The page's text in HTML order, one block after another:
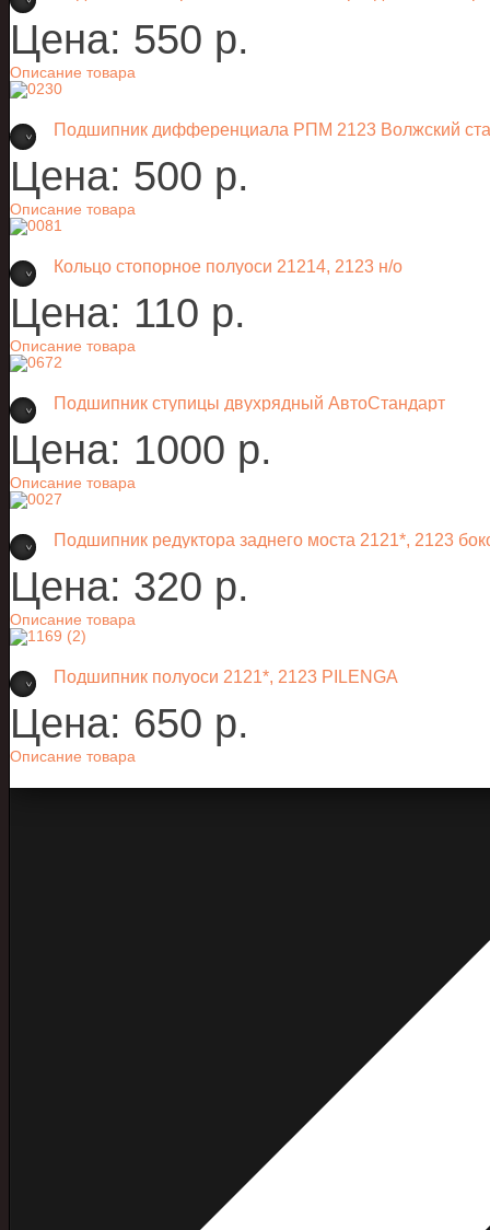
Цена: 550 p.
Описание товара
Подшипник дифференциала РПМ 2123 Волжский
Цена: 500 p.
Описание товара
Кольцо стопорное полуоси 21214, 2123 н/о
Цена: 110 p.
Описание товара
Подшипник ступицы двухрядный АвтоСтандарт
Цена: 1000 p.
Описание товара
Подшипник редуктора заднего моста 2121*, 2123
Цена: 320 p.
Описание товара
Подшипник полуоси 2121*, 2123 PILENGA
Цена: 650 p.
Описание товара